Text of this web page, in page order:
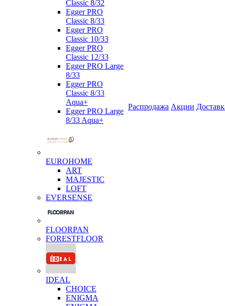
Classic 8/32
Egger PRO
Classic 8/33
Egger PRO
Classic 10/33
Egger PRO
Classic 12/33
Egger PRO Large
8/33
Egger PRO
Classic 8/33
Aqua+
Egger PRO Large
8/33 Aqua+
EUROHOME
ART
MAJESTIC
LOFT
EVERSENSE
FLOORPAN
FORESTFLOOR
IDEAL
CHOICE
ENIGMA
Распродажа Акции